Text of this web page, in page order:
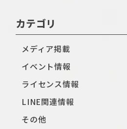
カテゴリ
メディア掲載
イベント情報
ライセンス情報
LINE関連情報
その他